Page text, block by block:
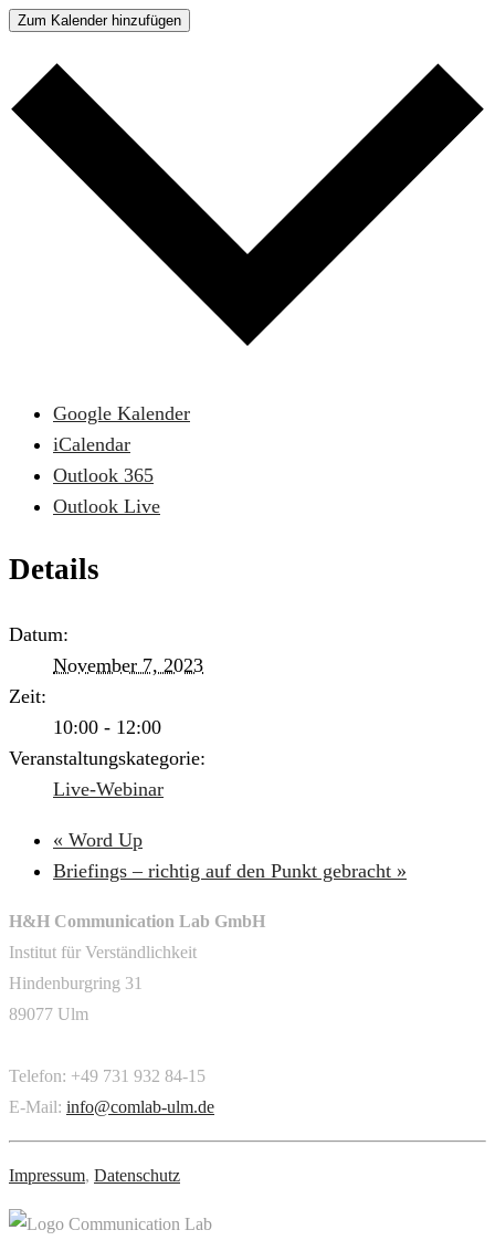
Zum Kalender hinzufügen
Google Kalender
iCalendar
Outlook 365
Outlook Live
Details
Datum:
November 7, 2023
Zeit:
10:00 - 12:00
Veranstaltungskategorie:
Live-Webinar
« Word Up
Briefings – richtig auf den Punkt gebracht »
H&H Communication Lab GmbH
Institut für Verständlichkeit
Hindenburgring 31
89077 Ulm
Telefon: +49 731 932 84-15
E-Mail: info@comlab-ulm.de
Impressum, Datenschutz